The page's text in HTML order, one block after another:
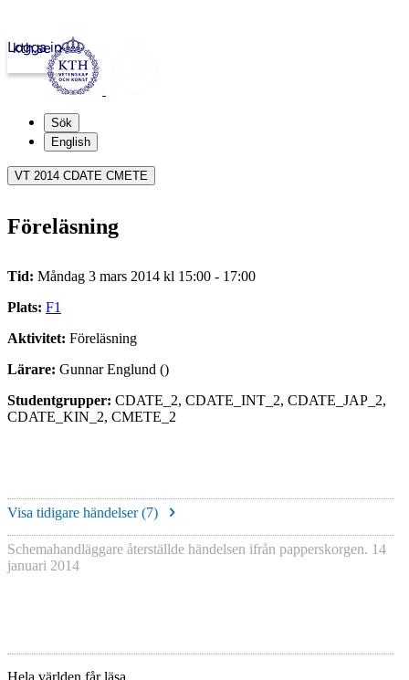
kth.se
Logga in
Sök
English
VT 2014 CDATE CMETE
Föreläsning
Tid: Måndag 3 mars 2014 kl 15:00 - 17:00
Plats: F1
Aktivitet: Föreläsning
Lärare: Gunnar Englund ()
Studentgrupper: CDATE_2, CDATE_INT_2, CDATE_JAP_2,
CDATE_KIN_2, CMETE_2
Visa tidigare händelser (7)
Schemahandläggare återställde händelsen ifrån papperskorgen. 14
januari 2014
Hela världen får läsa.